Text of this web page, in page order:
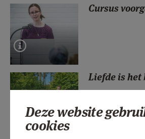
Cursus
Liefde is
Deze website
cookies